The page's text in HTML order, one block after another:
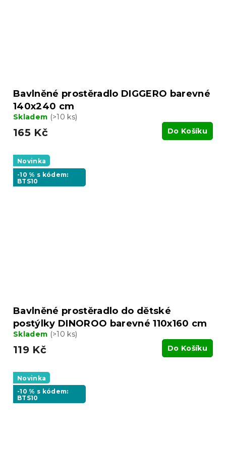
Bavlněné prostěradlo DIGGERO barevné
140x240 cm
Skladem (>10 ks)
165 Kč Do Košíku
Novinka
-10 % s kódem:
BTS10
Bavlněné prostěradlo do dětské
postýlky DINOROO barevné 110x160 cm
Skladem (>10 ks)
119 Kč Do Košíku
Novinka
-10 % s kódem:
BTS10